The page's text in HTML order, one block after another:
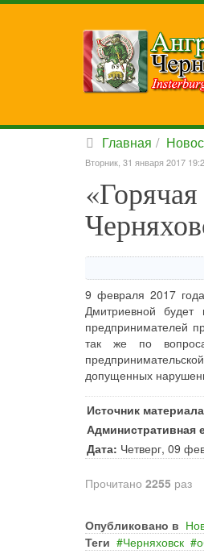
Главная
Вторник, 31 января 2017
9 февраля 2017
Дмитриевной
предпринимателей
так же по
допущенных
Источник
Административная
Дата: Четверг, 09
Прочитано 2255 раз
Опубликовано в
Теги
Черняховск